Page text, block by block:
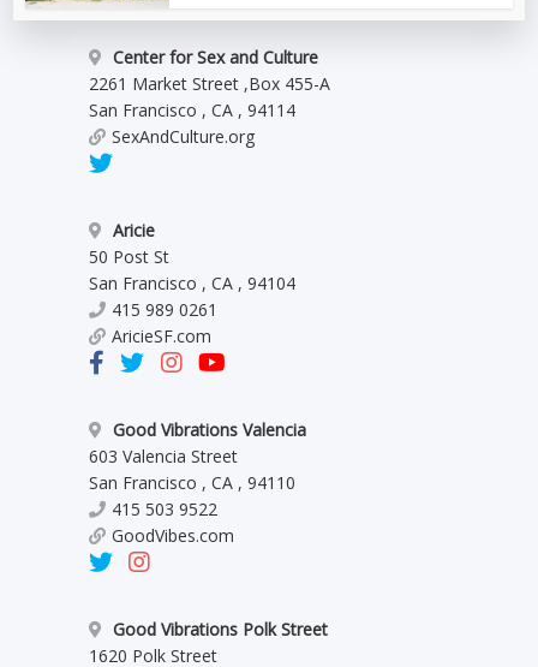
Center for Sex and Culture
2261 Market Street ,Box 455-A
San Francisco , CA , 94114
SexAndCulture.org
Aricie
50 Post St
San Francisco , CA , 94104
415 989 0261
AricieSF.com
Good Vibrations Valencia
603 Valencia Street
San Francisco , CA , 94110
415 503 9522
GoodVibes.com
Good Vibrations Polk Street
1620 Polk Street